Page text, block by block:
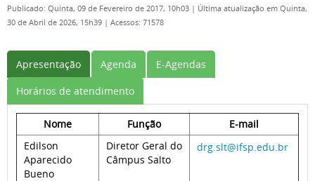
Publicado: Quinta, 09 de Fevereiro de 2017, 10h03 | Última atualização em Quinta,
30 de Abril de 2026, 15h39 | Acessos: 71578
Apresentação Agenda
E-Agendas
Horários de atendimento
Nome Função
E-mail
Edilson
Aparecido
Bueno
Diretor Geral do
Câmpus Salto
drg.slt@ifsp.edu.br